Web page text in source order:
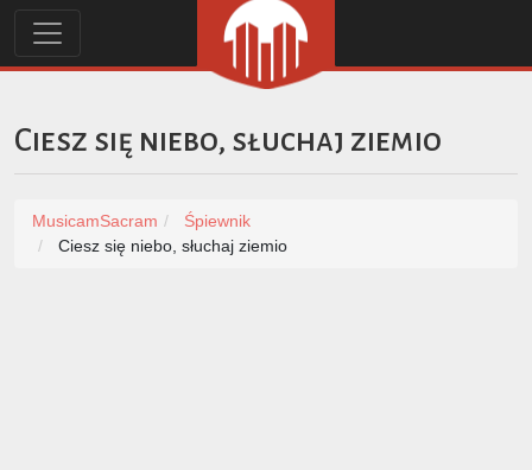
Ciesz się niebo, słuchaj ziemio
MusicamSacram
Śpiewnik
Ciesz się niebo, słuchaj ziemio